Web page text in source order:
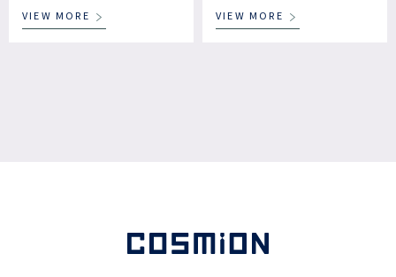
VIEW MORE VIEW MORE